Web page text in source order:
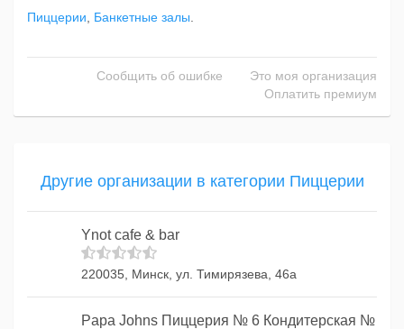
Пиццерии Банкетные залы
Сообщить об ошибке
Это моя организация
Оплатить премиум
Другие организации в категории Пиццерии
Ynot cafe & bar
220035, Минск, ул. Тимирязева, 46а
Papa Johns Пиццерия № 6 Кондитерская №